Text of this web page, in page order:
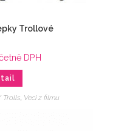
Trollové
DPH
Trolls Veci z filmu